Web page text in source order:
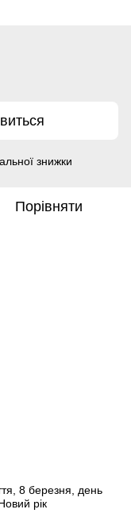
знижки
Порівняти
8 березня, день
рік